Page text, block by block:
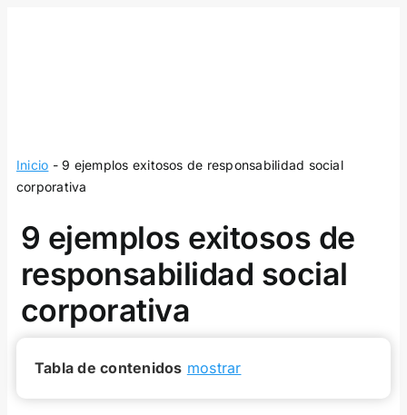
Inicio -9 ejemplos exitosos de responsabilidad social
corporativa
9 ejemplos exitosos de
responsabilidad social
corporativa
Tabla de contenidos mostrar